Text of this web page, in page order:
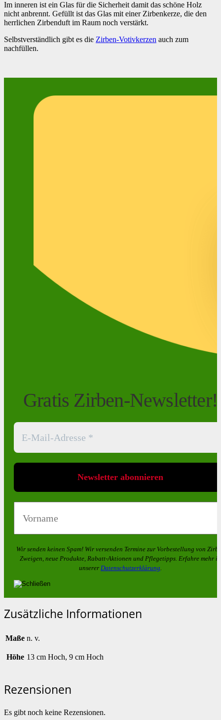
Im inneren ist ein Glas für die Sicherheit damit das schöne Holz
nicht anbrennt. Gefüllt ist das Glas mit einer Zirbenkerze, die den
herrlichen Zirbenduft im Raum noch verstärkt.
Selbstverständlich gibt es die Zirben-Votivkerzen auch zum
nachfüllen.
Gratis Zirben-Newsletter!
Wir senden keinen Spam! Wir versenden Termine zur Vorbestellung von
Zweigen, neue Produkte, Rabatt-Aktionen und Pflegetipps. Erfahre mehr in
unserer Datenschutzerklärung.
Zusätzliche Informationen
Maße n. v.
Höhe 13 cm Hoch, 9 cm Hoch
Rezensionen
Es gibt noch keine Rezensionen.